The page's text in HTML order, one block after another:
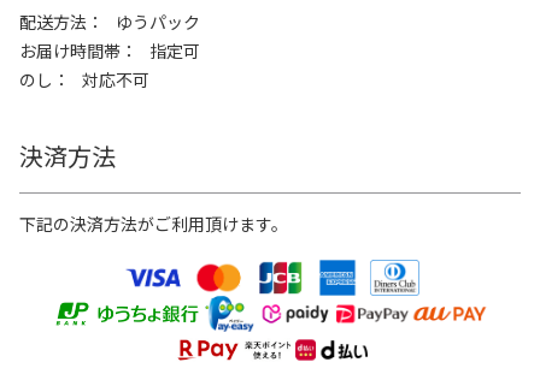
配送方法
ゆうパック
お届け時間帯
指定可
のし
対応不可
決済方法
下記の決済方法がご利用頂けます。